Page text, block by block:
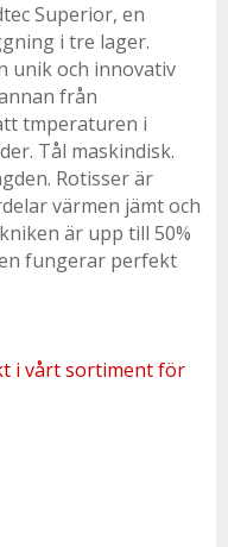
Superior, en
i tre lager.
unik och innovativ
från
tmperaturen i
Tål maskindisk.
Rotisser är
värmen jämt och
är upp till 50%
fungerar perfekt
i vårt sortiment för